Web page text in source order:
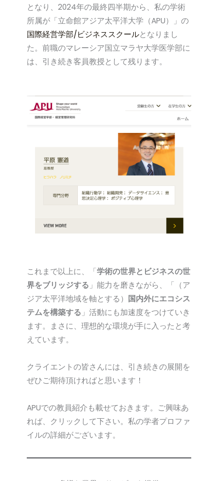
となり、2024年の最終四半期から、私の学術
所属が「立命館アジア太平洋大学（APU）」の
国際経営学部/ビジネススクールとなりまし
た。前職のマレーシア国立マラヤ大学医学部に
は、引き続き客員教授として残ります。
これまで以上に、「学術の世界とビジネスの世
界をブリッジする 」能力を磨きながら、「（ア
ジア太平洋地域を軸とする）
国内外にエコシス
テムを構築する 」活動にも加速度をつけていき
ます。まさに、理想的な環境が手に入ったと考
えています。
クライエントの皆さんには、引き続きの展開を
ぜひご期待頂ければと思います！
APUでの教員紹介も載せておきます。ご興味あ
れば、クリックして下さい。私の学者プロファ
イルの詳細がございます。